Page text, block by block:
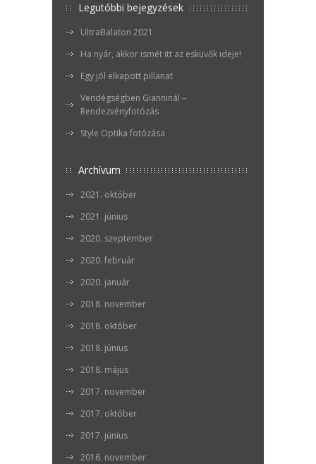
Legutóbbi bejegyzések
UltraBalaton 2021
Ha nyár, akkor ismét itt az esküvők ideje!
Egy jól elkapott pillanat
Vendégségben Gianninál –
Rendezvényfotózás
Style Optika fotózása
Archívum
2021. október
2021. június
2020. szeptember
2020. február
2020. január
2018. november
2018. október
2018. június
2018. május
2017. november
2017. október
2017. június
2016. november